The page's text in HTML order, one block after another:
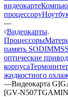
видеокарте
процессору
—
Видеокарты
Процессоры
память SODIMM
оптические
корпуса
жидкостного
—Видеокарта
[GV-